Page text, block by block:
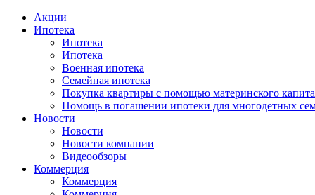
Акции
Ипотека
Ипотека
Ипотека
Военная ипотека
Семейная ипотека
Покупка квартиры с помощью материнского
Помощь в погашении ипотеки для многодетных
Новости
Новости
Новости компании
Видеообзоры
Коммерция
Коммерция